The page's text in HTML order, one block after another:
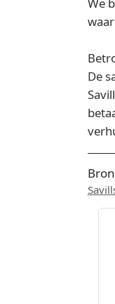
De
Bron